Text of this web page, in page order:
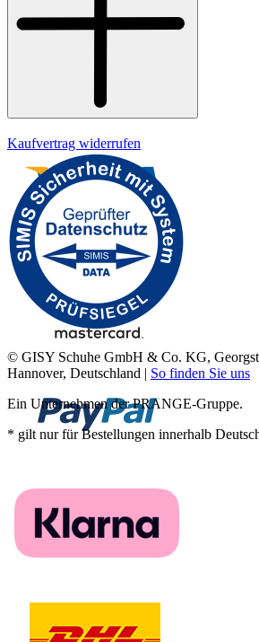
Kaufvertrag widerrufen
© GISY Schuhe GmbH & Co. KG,
Hannover, Deutschland | So finden Sie uns
Ein Unternehmen der PRANGE-Gruppe.
* gilt nur für Bestellungen innerhalb